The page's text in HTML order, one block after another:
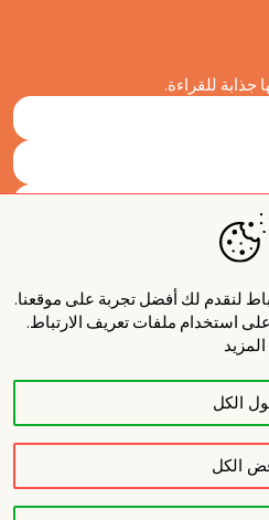
للقراءة.
نشر
لنقدم لك أفضل تجربة على موقعنا.
استخدام ملفات تعريف الارتباط.
المزيد
الكل
الكل